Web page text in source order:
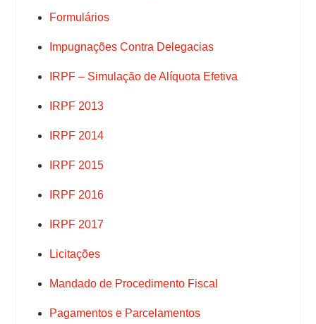
Formulários
Impugnações Contra Delegacias
IRPF – Simulação de Alíquota Efetiva
IRPF 2013
IRPF 2014
IRPF 2015
IRPF 2016
IRPF 2017
Licitações
Mandado de Procedimento Fiscal
Pagamentos e Parcelamentos